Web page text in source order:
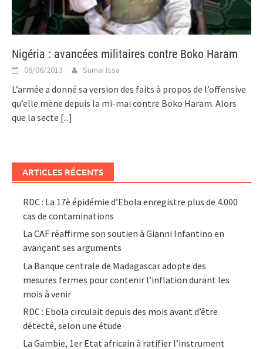
Nigéria : avancées militaires contre Boko Haram
06/06/2013 Sumai Issa
L’armée a donné sa version des faits à propos de l’offensive
qu’elle mène depuis la mi-mai contre Boko Haram. Alors
que la secte [...]
ARTICLES RÉCENTS
RDC : La 17è épidémie d’Ebola enregistre plus de 4.000
cas de contaminations
La CAF réaffirme son soutien à Gianni Infantino en
avançant ses arguments
La Banque centrale de Madagascar adopte des
mesures fermes pour contenir l’inflation durant les
mois à venir
RDC : Ebola circulait depuis des mois avant d’être
détecté, selon une étude
La Gambie, 1er Etat africain à ratifier l’instrument